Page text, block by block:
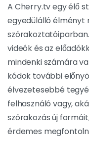
A Cherry.tv egy élő
egyedülálló élményt
videók és az
mindenki számára
kódok további
élvezetesebbé
felhasználó vagy,
szórakozás új
érdemes